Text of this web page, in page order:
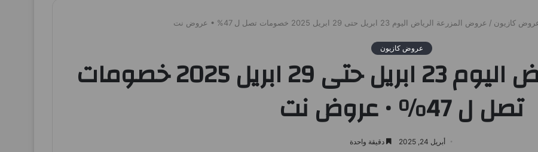
كازيون / عروض المزرعة الرياض اليوم 23 ابريل حتى 29 ابريل 2025 خصومات تصل ل 47% • عروض نت
عروض كازيون
عروض المزرعة الرياض اليوم 23 ابريل حتى 29 ابريل 2025 خصومات
تصل ل 47% • عروض نت
أبريل 24, 2025 دقيقة واحدة